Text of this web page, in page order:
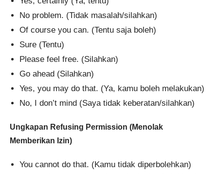
No problem. (Tidak masalah/silahkan)
Of course you can. (Tentu saja boleh)
Sure (Tentu)
Please feel free. (Silahkan)
Go ahead (Silahkan)
Yes, you may do that. (Ya, kamu boleh melakukan)
No, I don’t mind (Saya tidak keberatan/silahkan)
Ungkapan Refusing Permission (Menolak
Memberikan Izin)
You cannot do that. (Kamu tidak diperbolehkan)